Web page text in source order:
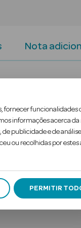
fornecer funcionalidades
informações acerca da
publicidade e de
ou recolhidas por estes
PERMITIR
Nota
o ajuda a
natural.
de